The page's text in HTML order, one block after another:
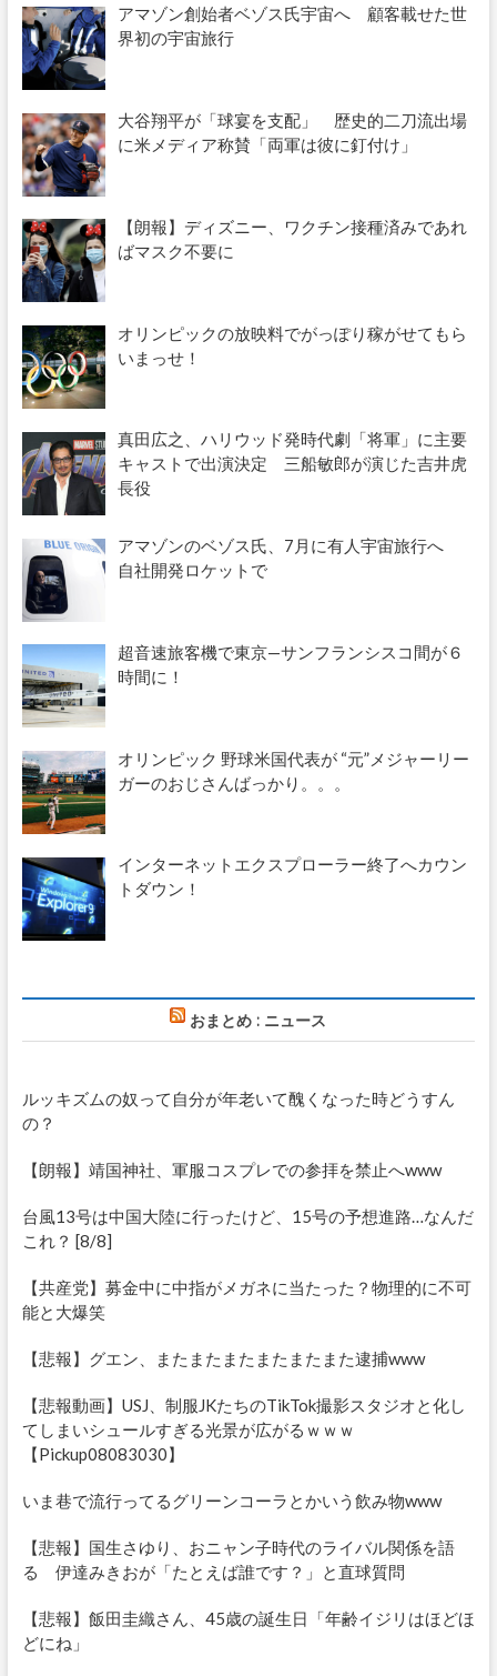
アマゾン創始者ベゾス氏宇宙へ 顧客載せた世
界初の宇宙旅行
大谷翔平が「球宴を支配」 歴史的二刀流出場
に米メディア称賛「両軍は彼に釘付け」
【朗報】ディズニー、ワクチン接種済みであれ
ばマスク不要に
オリンピックの放映料でがっぽり稼がせてもら
いまっせ！
真田広之、ハリウッド発時代劇「将軍」に主要
キャストで出演決定 三船敏郎が演じた吉井虎
長役
アマゾンのベゾス氏、7月に有人宇宙旅行へ
自社開発ロケットで
超音速旅客機で東京—サンフランシスコ間が６
時間に！
オリンピック 野球米国代表が “元”メジャーリー
ガーのおじさんばっかり。。。
インターネットエクスプローラー終了へカウン
トダウン！
おまとめ : ニュース
ルッキズムの奴って自分が年老いて醜くなった時どうすん
の？
【朗報】靖国神社、軍服コスプレでの参拝を禁止へwww
台風13号は中国大陸に行ったけど、15号の予想進路…なんだ
これ？ [8/8]
【共産党】募金中に中指がメガネに当たった？物理的に不可
能と大爆笑
【悲報】グエン、またまたまたまたまたまた逮捕www
【悲報動画】USJ、制服JKたちのTikTok撮影スタジオと化し
てしまいシュールすぎる光景が広がるｗｗｗ
【Pickup08083030】
いま巷で流行ってるグリーンコーラとかいう飲み物www
【悲報】国生さゆり、おニャン子時代のライバル関係を語
る 伊達みきおが「たとえば誰です？」と直球質問
【悲報】飯田圭織さん、45歳の誕生日「年齢イジリはほどほ
どにね」